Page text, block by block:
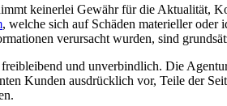
keinerlei Gewähr für die Aktualität,
, welche sich auf Schäden materieller
verursacht wurden, sind
und unverbindlich. Die
Kunden ausdrücklich vor, Teile der